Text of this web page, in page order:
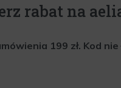
rabat na
199 zł. Kod nie